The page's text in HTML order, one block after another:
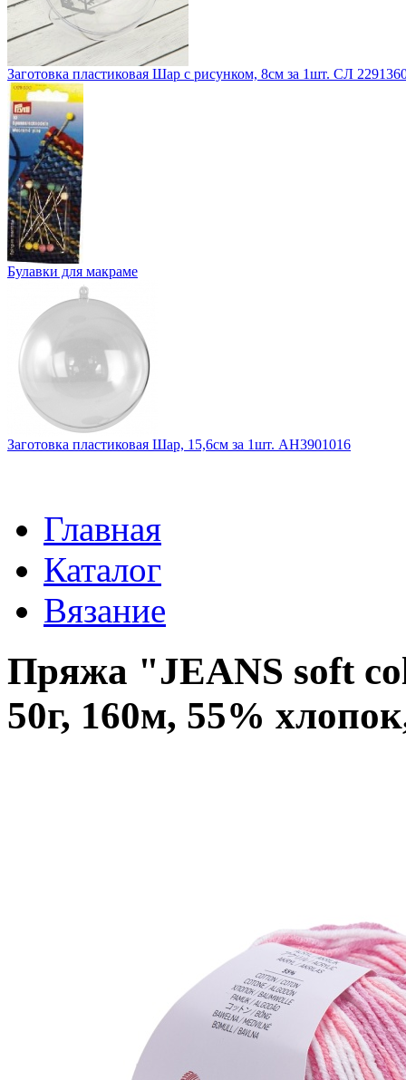
Заготовка пластиковая Шар с рисунком, 8см за 1шт. СЛ
Булавки для макраме
Заготовка пластиковая Шар, 15,6см за 1шт. АН3901016
Главная
Каталог
Вязание
Пряжа "JEANS soft
50г, 160м, 55%